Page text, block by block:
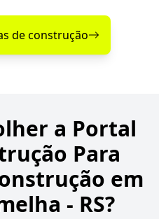
de construção
a Portal
Para
em
- RS?